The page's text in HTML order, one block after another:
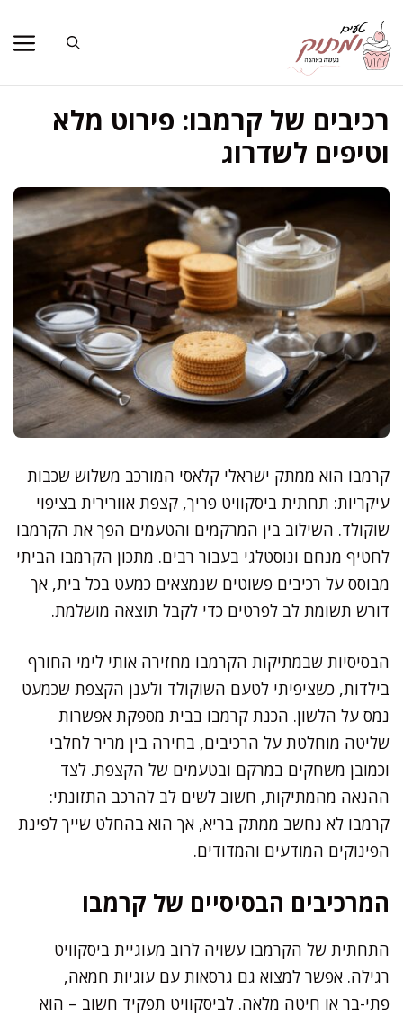
לתוכן
רכיבים של קרמבו: פירוט מלא
וטיפים לשדרוג
קרמבו הוא ממתק ישראלי קלאסי המורכב משלוש שכבות
עיקריות: תחתית ביסקוויט פריך, קצפת אוורירית בציפוי
שוקולד. השילוב בין המרקמים והטעמים הפך את הקרמבו
לחטיף מנחם ונוסטלגי בעבור רבים. מתכון הקרמבו הביתי
מבוסס על רכיבים פשוטים שנמצאים כמעט בכל בית, אך
דורש תשומת לב לפרטים כדי לקבל תוצאה מושלמת.
הבסיסיות שבמתיקות הקרמבו מחזירה אותי לימי החורף
בילדות, כשציפיתי לטעם השוקולד ולענן הקצפת שכמעט
נמס על הלשון. הכנת קרמבו בבית מספקת אפשרות
שליטה מוחלטת על הרכיבים, בחירה בין מריר לחלבי
וכמובן משחקים במרקם ובטעמים של הקצפת. לצד
ההנאה מהמתיקות, חשוב לשים לב להרכב התזונתי:
קרמבו לא נחשב ממתק בריא, אך הוא בהחלט שייך לפינת
הפינוקים המודעים והמדודים.
המרכיבים הבסיסיים של קרמבו
התחתית של הקרמבו עשויה לרוב מעוגיית ביסקוויט
רגילה. אפשר למצוא גם גרסאות עם עוגיות חמאה,
פתי-בר או חיטה מלאה. לביסקוויט תפקיד חשוב – הוא